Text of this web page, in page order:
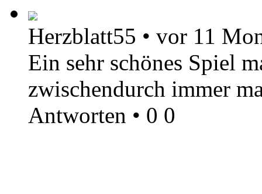
Herzblatt55 • vor 11
Ein sehr schönes Spiel
zwischendurch immer
Antworten • 0 0